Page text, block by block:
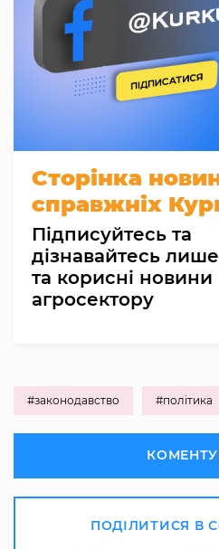
Сторінка
справжніх
Підписуйтесь та
дізнавайтесь
та корисні новини
агросектору
#законодавство #політика
ПОДІЛИТИСЯ В